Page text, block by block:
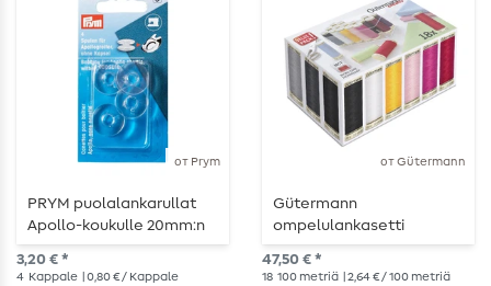
от Prym
PRYM puolalankarullat
Apollo-koukulle 20mm:n
koukulle
3,20 € *
4 Kappale | 0,80 € / Kappale
от Gütermann
Gütermann
ompelulankasetti
yleiskäyttöinen
ompelulanka
47,50 € *
18 100 metriä | 2,64 € / 100 metriä